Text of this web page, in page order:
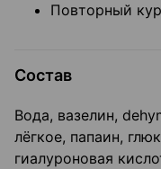
Повторный
Состав
Вода, вазелин,
лёгкое, папаин,
гиалуроновая